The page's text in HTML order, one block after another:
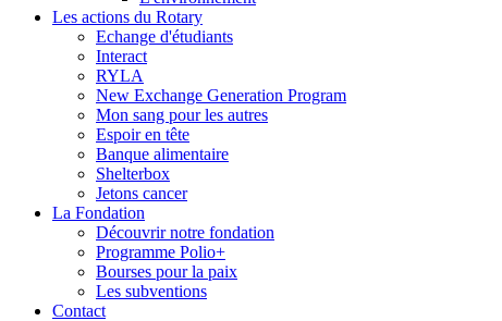
Les actions du Rotary
Echange d'étudiants
Interact
RYLA
New Exchange Generation Program
Mon sang pour les autres
Espoir en tête
Banque alimentaire
Shelterbox
Jetons cancer
La Fondation
Découvrir notre fondation
Programme Polio+
Bourses pour la paix
Les subventions
Contact